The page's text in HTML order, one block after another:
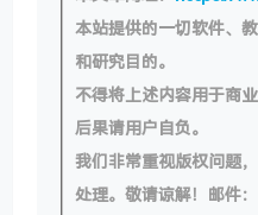
本站提供的一切软件、
和研究目的。
不得将上述内容用于商
后果请用户自负。
我们非常重视版权问题
处理。敬请谅解！邮件：